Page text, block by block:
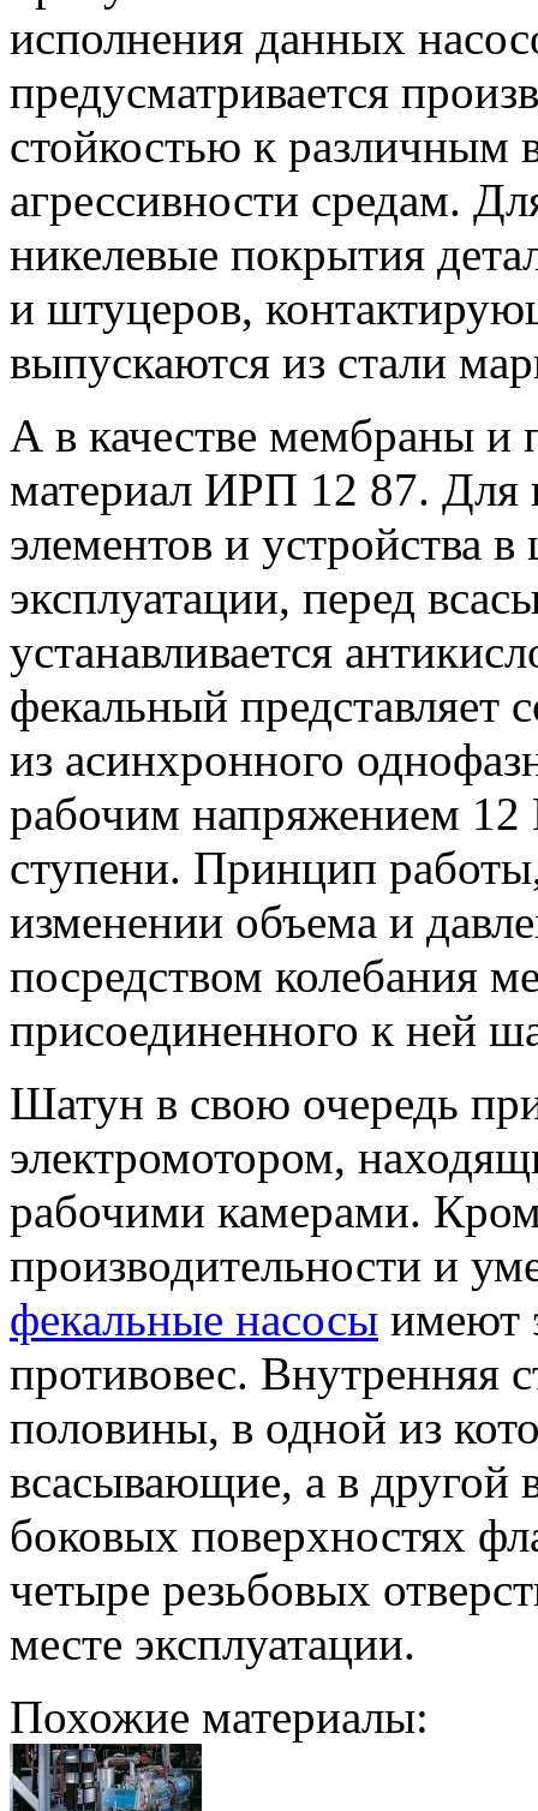
исполнения данных
предусматривается
стойкостью к различным
агрессивности средам.
никелевые покрытия
и штуцеров,
выпускаются из стали
А в качестве мембраны и
материал ИРП 12 87. Для
элементов и устройства
эксплуатации, перед
устанавливается
фекальный представляет
из асинхронного
рабочим напряжением
ступени. Принцип
изменении объема и
посредством колебания
присоединенного к ней
Шатун в свою очередь
электромотором,
рабочими камерами.
производительности и
фекальные насосы имеют
противовес. Внутренняя
половины, в одной из
всасывающие, а в
боковых поверхностях
четыре резьбовых
месте эксплуатации.
Похожие материалы: